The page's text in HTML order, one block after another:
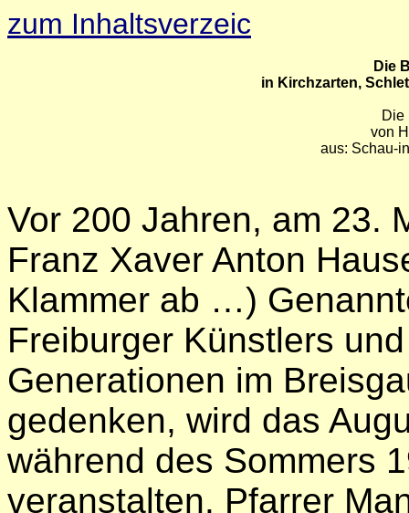
zum Inhaltsverzeic
Die
in Kirchzarten,
Die
von
aus: Schau-
Vor 200 Jahren, am 23.
Franz Xaver Anton
Klammer ab …)
Freiburger Künstlers
Generationen im
gedenken, wird das
während des Sommers
veranstalten. Pfarrer